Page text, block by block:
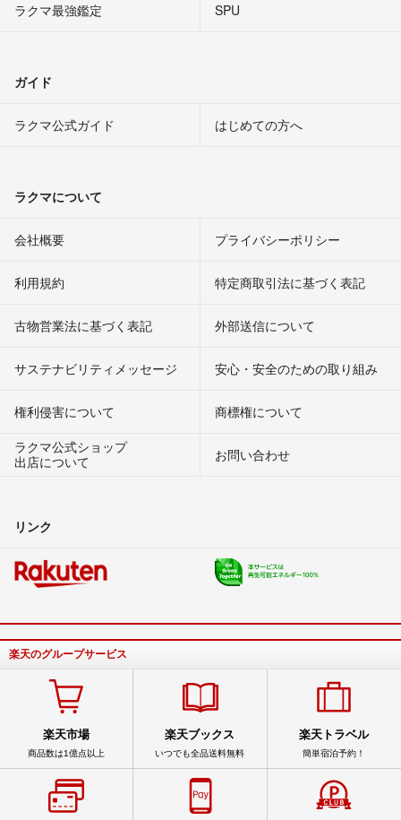
ラクマ最強鑑定
SPU
ガイド
ラクマ公式ガイド はじめての方へ
ラクマについて
会社概要 プライバシーポリシー
利用規約 特定商取引法に基づく表記
古物営業法に基づく表記 外部送信について
サステナビリティメッセージ 安心・安全のための取り組み
権利侵害について
商標権について
ラクマ公式ショップ
出店について
お問い合わせ
リンク
楽天のグループサービス
楽天市場
商品数は1億点以上
楽天ブックス
いつでも全品送料無料
楽天トラベル
簡単宿泊予約！